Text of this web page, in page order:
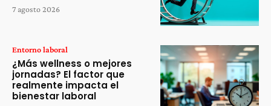
7 agosto 2026
Entorno laboral
¿Más wellness o mejores
jornadas? El factor que
realmente impacta el
bienestar laboral